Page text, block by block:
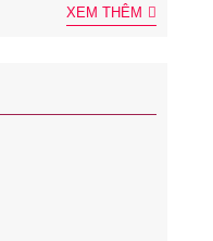
XEM THÊM